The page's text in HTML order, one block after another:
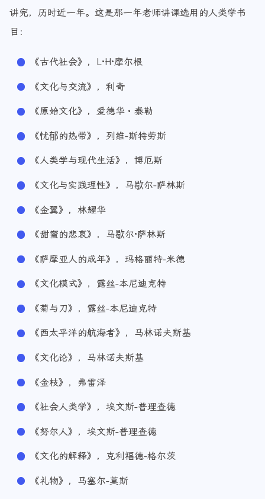
讲完，历时近一年。这是那一年老师讲课选用的人类学书
目：
《古代社会》，L·H·摩尔根
《文化与交流》，利奇
《原始文化》，爱德华・泰勒
《忧郁的热带》，列维-斯特劳斯
《人类学与现代生活》，博厄斯
《文化与实践理性》，马歇尔-萨林斯
《金翼》，林耀华
《甜蜜的悲哀》，马歇尔·萨林斯
《萨摩亚人的成年》，玛格丽特-米德
《文化模式》，露丝-本尼迪克特
《菊与刀》，露丝-本尼迪克特
《西太平洋的航海者》，马林诺夫斯基
《文化论》，马林诺夫斯基
《金枝》，弗雷泽
《社会人类学》，埃文斯-普理查德
《努尔人》，埃文斯-普理查德
《文化的解释》，克利福德-格尔茨
《礼物》，马塞尔-莫斯